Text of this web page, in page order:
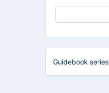
Guidebook series